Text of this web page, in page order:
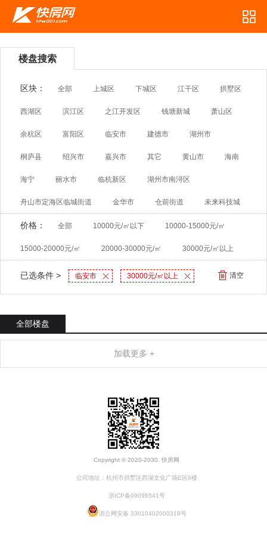
楼盘搜索
区块： 全部 上城区 下城区 江干区 拱墅区
西湖区 滨江区 之江开发区 钱塘新城 萧山区
余杭区 富阳区 临安市 建德市 湖州市
桐庐县 绍兴市 嘉兴市 其它 黄山市 海南
海宁 丽水市 临杭新区 湖州市南浔区
舟山市定海区临城街道 金华市 仓前街道 未来科技城
价格： 全部 10000元/㎡以下 10000-15000元/㎡
15000-20000元/㎡ 20000-30000元/㎡ 30000元/㎡以上
已选条件 > 临安市 30000元/㎡以上 清空
全部楼盘
加载更多 +
Copyright © 2020-2030. 快房网
公司地址：杭州市拱墅区西湖文化广场E区6楼
浙ICP备09096541号
浙公网安备 33010402000318号